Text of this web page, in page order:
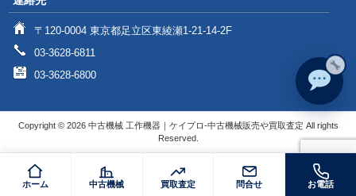
〒120-0004 東京都足立区東綾瀬1-21-14-2F
03-3628-6811
03-3628-6800
Copyright © 2026 中古機械 工作機器｜ケイプロ-中古機械販売や買取査定 All rights
Reserved.
ホーム 中古機械 買取査定 問合せ お電話